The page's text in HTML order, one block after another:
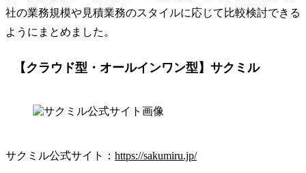
社の業務規模や見積業務のスタイルに応じて比較検討できる
ようにまとめました。
【クラウド型・オールインワン型】サクミル
サクミル公式サイト： https://sakumiru.jp/